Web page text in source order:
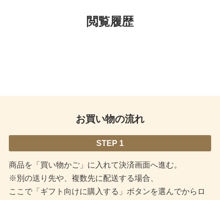
閲覧履歴
お買い物の流れ
STEP 1
商品を「買い物かご」に入れて決済画面へ進む。
※別の送り先や、複数先に配送する場合、
ここで「ギフト向けに購入する」ボタンを選んでからロ